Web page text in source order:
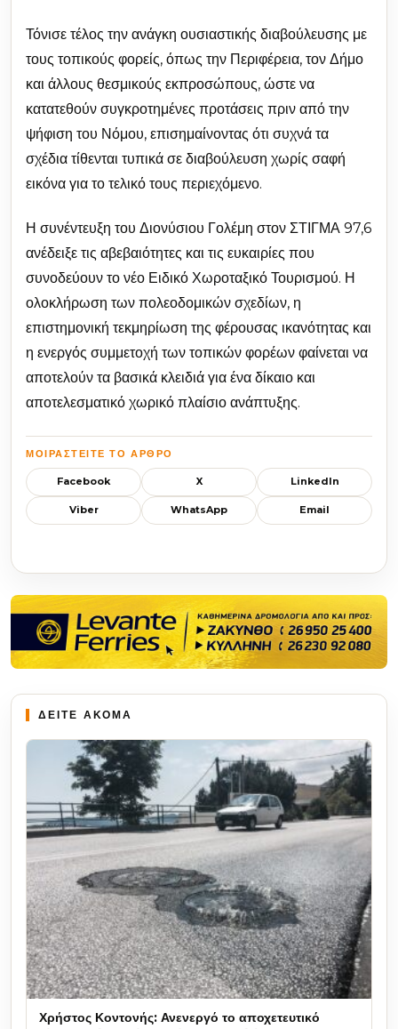
Τόνισε τέλος την ανάγκη ουσιαστικής διαβούλευσης με
τους τοπικούς φορείς, όπως την Περιφέρεια, τον Δήμο
και άλλους θεσμικούς εκπροσώπους, ώστε να
κατατεθούν συγκροτημένες προτάσεις πριν από την
ψήφιση του Νόμου, επισημαίνοντας ότι συχνά τα
σχέδια τίθενται τυπικά σε διαβούλευση χωρίς σαφή
εικόνα για το τελικό τους περιεχόμενο.
Η συνέντευξη του Διονύσιου Γολέμη στον ΣΤΙΓΜΑ 97,6
ανέδειξε τις αβεβαιότητες και τις ευκαιρίες που
συνοδεύουν το νέο Ειδικό Χωροταξικό Τουρισμού. Η
ολοκλήρωση των πολεοδομικών σχεδίων, η
επιστημονική τεκμηρίωση της φέρουσας ικανότητας και
η ενεργός συμμετοχή των τοπικών φορέων φαίνεται να
αποτελούν τα βασικά κλειδιά για ένα δίκαιο και
αποτελεσματικό χωρικό πλαίσιο ανάπτυξης.
ΜΟΙΡΑΣΤΕΊΤΕ ΤΟ ΆΡΘΡΟ
Facebook X LinkedIn
Viber WhatsApp Email
ΔΕΙΤΕ ΑΚΟΜΑ
Χρήστος Κοντονής: Ανενεργό το αποχετευτικό